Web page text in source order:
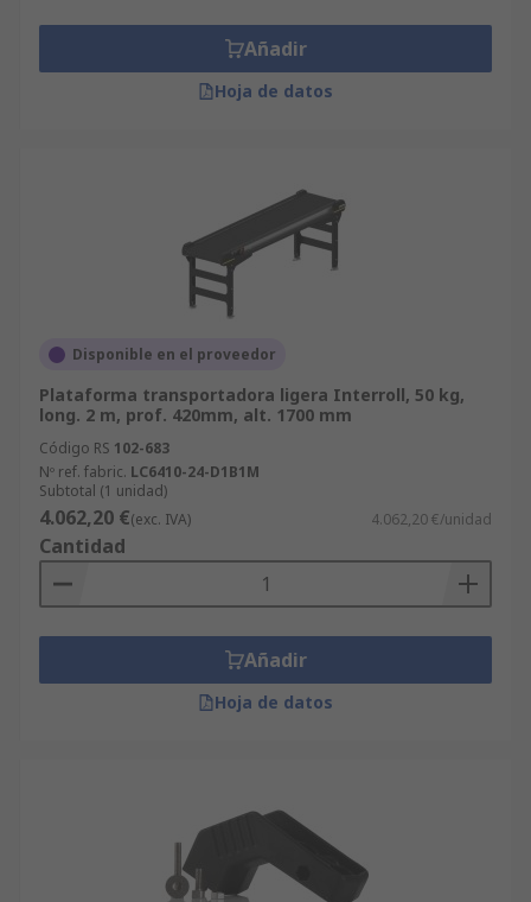
Añadir
Hoja de datos
Disponible en el proveedor
Plataforma transportadora ligera Interroll, 50 kg,
long. 2 m, prof. 420mm, alt. 1700 mm
Código RS 102-683
Nº ref. fabric. LC6410-24-D1B1M
Subtotal (1 unidad)
4.062,20 €(exc. IVA) 4.062,20 €/unidad
Cantidad
Añadir
Hoja de datos